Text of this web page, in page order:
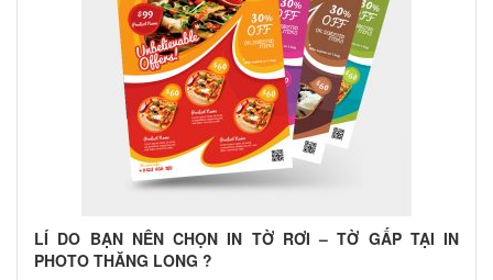
LÍ DO BẠN NÊN CHỌN IN TỜ RƠI – TỜ GẤP TẠI IN
PHOTO THĂNG LONG ?